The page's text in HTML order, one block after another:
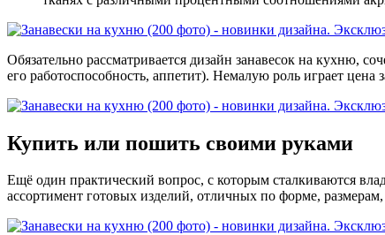
Обязательно рассматривается дизайн занавесок на кухню,
его работоспособность, аппетит). Немалую роль играет цена
Купить или пошить своими руками
Ещё один практический вопрос, с которым сталкиваются
ассортимент готовых изделий, отличных по форме,